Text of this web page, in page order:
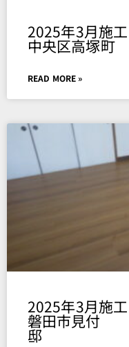
2025年3
中央区
READ MORE »
2025
磐田
邸